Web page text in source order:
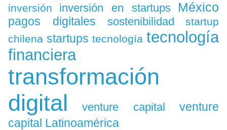
inversión inversión en startups México
pagos digitales sostenibilidad
startup
chilena startups tecnología tecnología
financiera
transformación
digital
venture capital
venture
capital Latinoamérica